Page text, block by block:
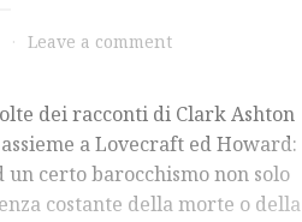
Leave a comment
dei racconti di Clark Ashton
a Lovecraft ed Howard:
certo barocchismo non solo
costante della morte o della